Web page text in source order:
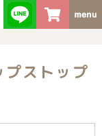
ストップ